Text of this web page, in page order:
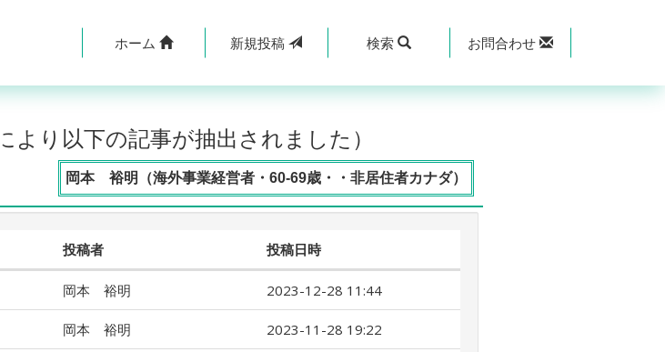
ホーム 新規投稿 検索 お問合わせ
り以下の記事が抽出されました）
岡本 裕明（海外事業経営者・60-69歳・・非居住者カナダ）
投稿者 投稿日時
岡本 裕明 2023-12-28 11:44
岡本 裕明 2023-11-28 19:22